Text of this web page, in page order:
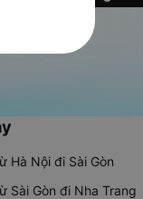
Hà Nội đi Sài Gòn
Sài Gòn đi Nha Trang